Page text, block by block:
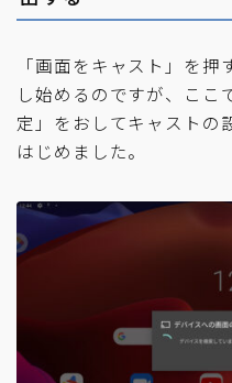
「画面をキャスト」を
し始めるのですが、ここ
定」をおしてキャストの
はじめました。